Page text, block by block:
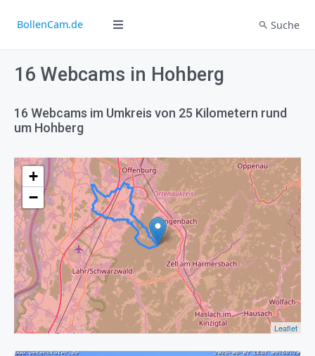
BollenCam.de Suche
16 Webcams in Hohberg
16 Webcams im Umkreis von 25 Kilometern rund
um Hohberg
+
−
Leaflet